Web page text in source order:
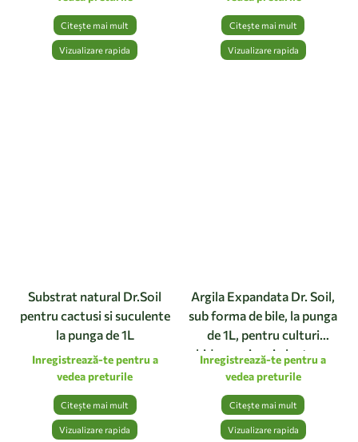
Citește mai mult
Vizualizare rapida
Citește mai mult
Vizualizare rapida
Substrat natural Dr.Soil
pentru cactusi si suculente
la punga de 1L
Inregistrează-te pentru a
vedea preturile
Citește mai mult
Vizualizare rapida
Argila Expandata Dr. Soil,
sub forma de bile, la punga
de 1L, pentru culturi
hidroponice si plante cu
intretinere limitata
Inregistrează-te pentru a
vedea preturile
Citește mai mult
Vizualizare rapida